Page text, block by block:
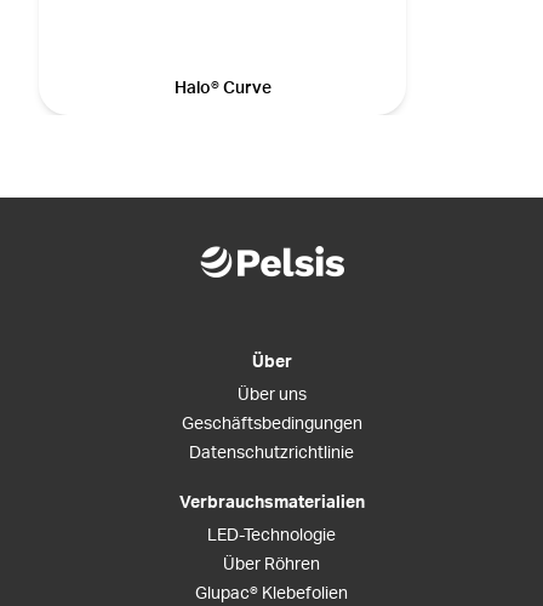
Halo® Curve
Über
Über uns
Geschäftsbedingungen
Datenschutzrichtlinie
Verbrauchsmaterialien
LED-Technologie
Über Röhren
Glupac® Klebefolien